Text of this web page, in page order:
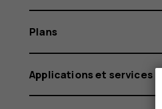
Plans
Applications et services